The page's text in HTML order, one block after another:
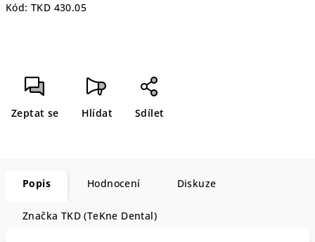
Kód: TKD 430.05
Zeptat se Hlídat Sdílet
Popis Hodnocení Diskuze
Značka TKD (TeKne Dental)